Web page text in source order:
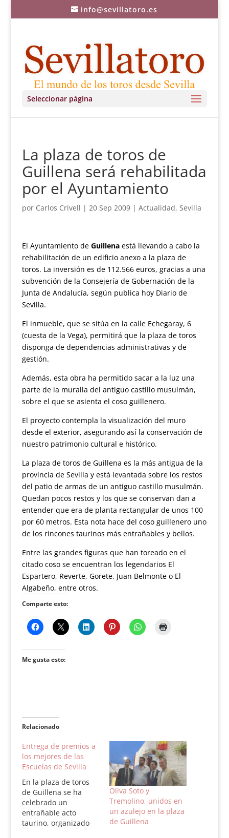
info@sevillatoro.es
Seleccionar página
La plaza de toros de
Guillena será rehabilitada
por el Ayuntamiento
por Carlos Crivell | 20 Sep 2009| Actualidad, Sevilla
El Ayuntamiento deGuillena está llevando a cabo la
rehabilitación de un edificio anexo a la plaza de
toros. La inversión es de 112.566 euros, gracias a una
subvención de la Consejería de Gobernación de la
Junta de Andalucía, según publica hoy Diario de
Sevilla.
El inmueble, que se sitúa en la calle Echegaray, 6
(cuesta de la Vega), permitirá que la plaza de toros
disponga de dependencias administrativas y de
gestión.
Además, esta obra ha permitido sacar a la luz una
parte de la muralla del antiguo castillo musulmán,
sobre el que se asienta el coso guillenero.
El proyecto contempla la visualización del muro
desde el exterior, asegurando así la conservación de
nuestro patrimonio cultural e histórico.
La plaza de toros de Guillena es la más antigua de la
provincia de Sevilla y está levantada sobre los restos
del patio de armas de un antiguo castillo musulmán.
Quedan pocos restos y los que se conservan dan a
entender que era de planta rectangular de unos 100
por 60 metros. Esta nota hace del coso guillenero uno
de los rincones taurinos más entrañables y bellos.
Entre las grandes figuras que han toreado en el
citado coso se encuentran los legendarios El
Espartero, Reverte, Gorete, Juan Belmonte o El
Algabeño, entre otros.
Comparte esto:
Me gusta esto:
Relacionado
Entrega de premios a
los mejores de las
Escuelas de Sevilla
En la plaza de toros
de Guillena se ha
celebrado un
entrañable acto
taurino, organizado
Oliva Soto y
Tremolino, unidos en
un azulejo en la plaza
de Guillena